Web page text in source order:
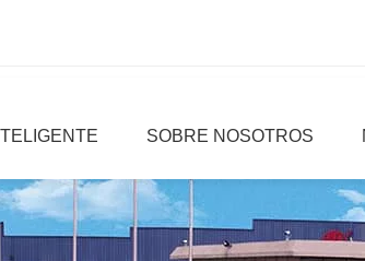
SOBRE NOSOTROS